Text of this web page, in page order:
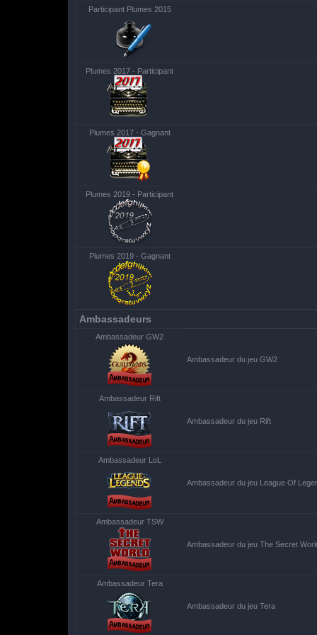
Participant Plumes 2015
Plumes 2017 - Participant
Plumes 2017 - Gagnant
Plumes 2019 - Participant
Plumes 2019 - Gagnant
Ambassadeurs
Ambassadeur GW2
Ambassadeur du jeu GW2
Ambassadeur Rift
Ambassadeur du jeu Rift
Ambassadeur LoL
Ambassadeur du jeu League Of
Ambassadeur TSW
Ambassadeur du jeu The Secret
Ambassadeur Tera
Ambassadeur du jeu Tera